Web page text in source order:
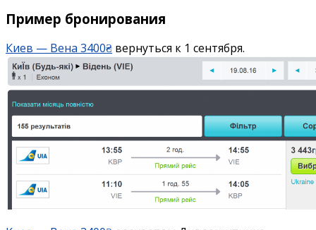
Пример бронирования
Киев — Вена 3400₴ вернуться к 1 сентября.